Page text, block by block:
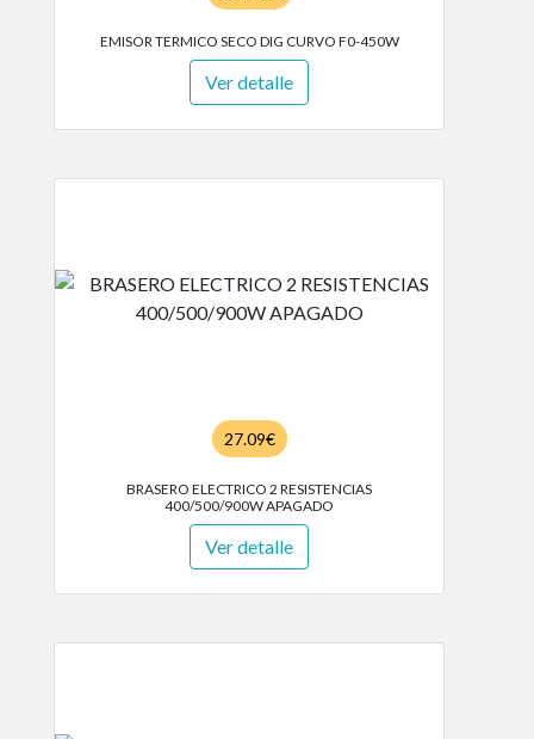
EMISOR TERMICO SECO DIG CURVO F0-450W
Ver detalle
27.09€
BRASERO ELECTRICO 2 RESISTENCIAS
400/500/900W APAGADO
Ver detalle